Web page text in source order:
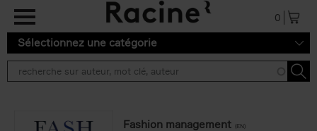
Aller au contenu principal
0
Sélectionnez une catégorie
Fashion management (EN)